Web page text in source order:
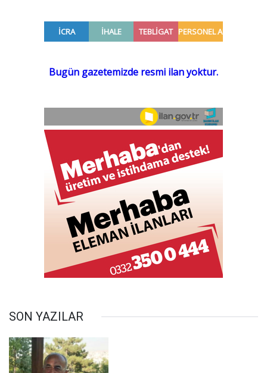
SON YAZILAR